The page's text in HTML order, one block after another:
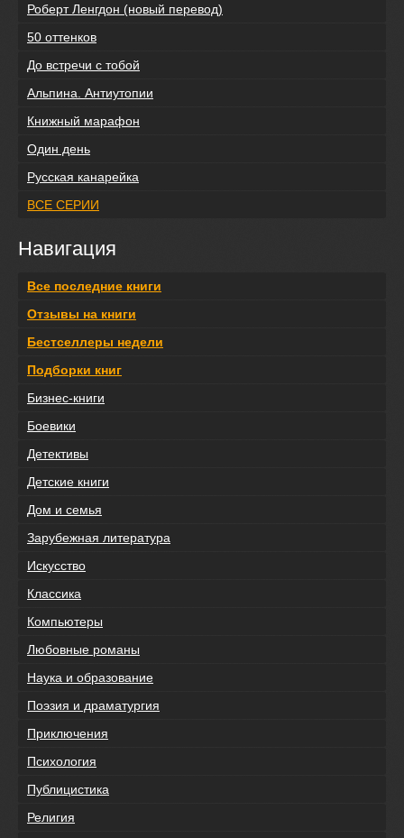
Роберт Ленгдон (новый перевод)
50 оттенков
До встречи с тобой
Альпина. Антиутопии
Книжный марафон
Один день
Русская канарейка
ВСЕ СЕРИИ
Навигация
Все последние книги
Отзывы на книги
Бестселлеры недели
Подборки книг
Бизнес-книги
Боевики
Детективы
Детские книги
Дом и семья
Зарубежная литература
Искусство
Классика
Компьютеры
Любовные романы
Наука и образование
Поэзия и драматургия
Приключения
Психология
Публицистика
Религия